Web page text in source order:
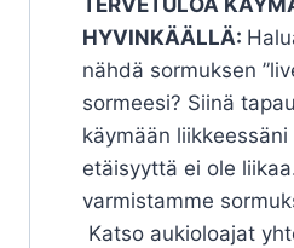
TERVETULOA
HYVINKÄÄLLÄ:
nähdä sormuksen
sormeesi? Siinä
käymään
etäisyyttä ei ole
varmistamme
Katso aukioloajat